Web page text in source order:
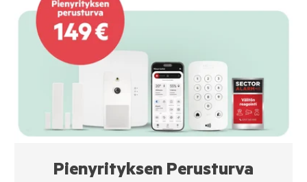
Pienyrityksen Perusturva